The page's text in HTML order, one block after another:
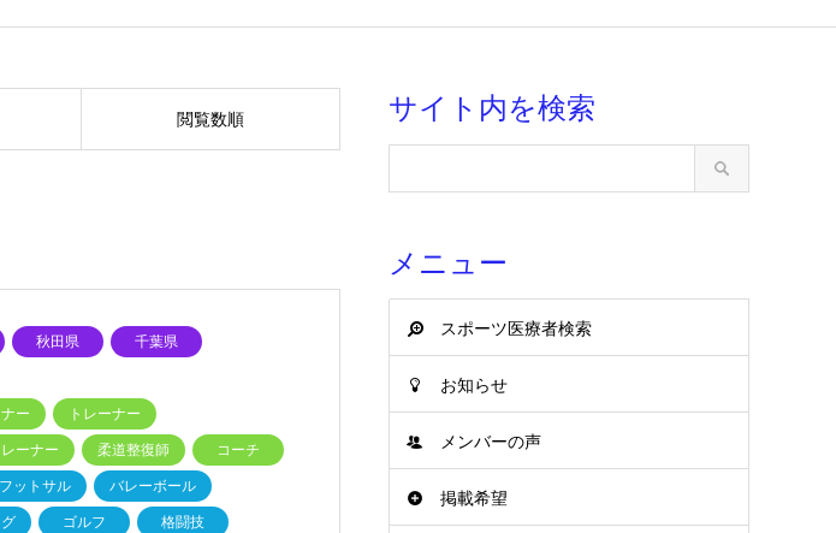
閲覧数順
秋田県 千葉県
ー トレーナー
ーナー 柔道整復師 コーチ
フットサル バレーボール
ゴルフ 格闘技
サイト内を検索
メニュー
スポーツ医療者検索
お知らせ
メンバーの声
掲載希望